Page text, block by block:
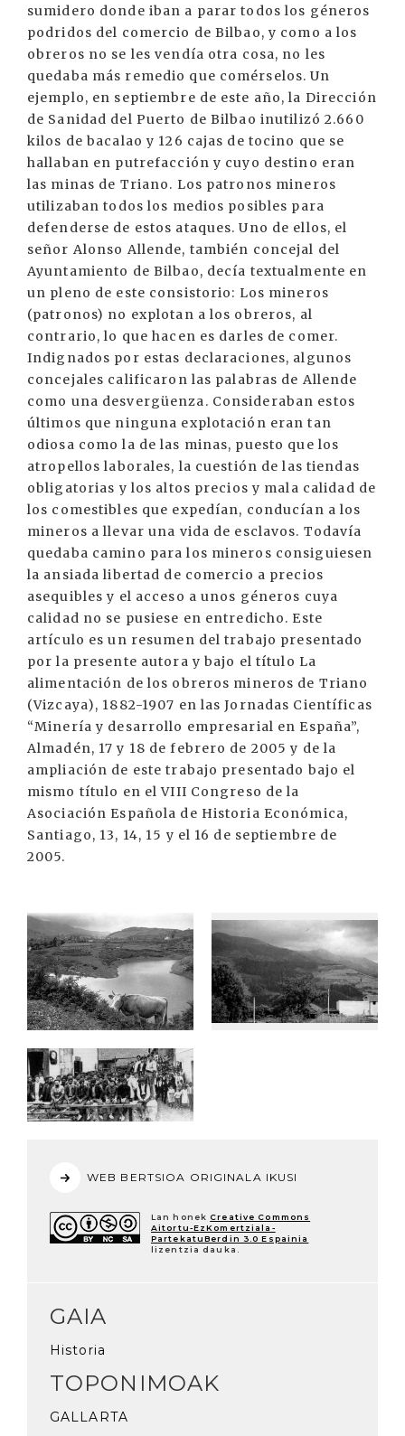
sumidero donde iban a parar todos los géneros
podridos del comercio de Bilbao, y como a los
obreros no se les vendía otra cosa, no les
quedaba más remedio que comérselos. Un
ejemplo, en septiembre de este año, la Dirección
de Sanidad del Puerto de Bilbao inutilizó 2.660
kilos de bacalao y 126 cajas de tocino que se
hallaban en putrefacción y cuyo destino eran
las minas de Triano. Los patronos mineros
utilizaban todos los medios posibles para
defenderse de estos ataques. Uno de ellos, el
señor Alonso Allende, también concejal del
Ayuntamiento de Bilbao, decía textualmente en
un pleno de este consistorio: Los mineros
(patronos) no explotan a los obreros, al
contrario, lo que hacen es darles de comer.
Indignados por estas declaraciones, algunos
concejales calificaron las palabras de Allende
como una desvergüenza. Consideraban estos
últimos que ninguna explotación eran tan
odiosa como la de las minas, puesto que los
atropellos laborales, la cuestión de las tiendas
obligatorias y los altos precios y mala calidad de
los comestibles que expedían, conducían a los
mineros a llevar una vida de esclavos. Todavía
quedaba camino para los mineros consiguiesen
la ansiada libertad de comercio a precios
asequibles y el acceso a unos géneros cuya
calidad no se pusiese en entredicho. Este
artículo es un resumen del trabajo presentado
por la presente autora y bajo el título La
alimentación de los obreros mineros de Triano
(Vizcaya), 1882-1907 en las Jornadas Científicas
“Minería y desarrollo empresarial en España”,
Almadén, 17 y 18 de febrero de 2005 y de la
ampliación de este trabajo presentado bajo el
mismo título en el VIII Congreso de la
Asociación Española de Historia Económica,
Santiago, 13, 14, 15 y el 16 de septiembre de
2005.
WEB BERTSIOA ORIGINALA IKUSI
Lan honek Creative Commons
Aitortu-EzKomertziala-
PartekatuBerdin 3.0 Espainia
lizentzia dauka.
GAIA
Historia
TOPONIMOAK
GALLARTA